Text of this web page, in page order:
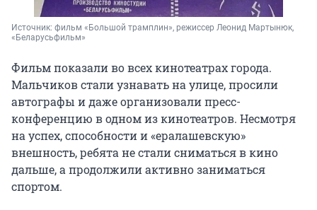
Источник: фильм «Большой трамплин», режиссер Леонид Мартынюк,
«Беларусьфильм»
Фильм показали во всех кинотеатрах города.
Мальчиков стали узнавать на улице, просили
автографы и даже организовали пресс-
конференцию в одном из кинотеатров. Несмотря
на успех, способности и «ералашевскую»
внешность, ребята не стали сниматься в кино
дальше, а продолжили активно заниматься
спортом.